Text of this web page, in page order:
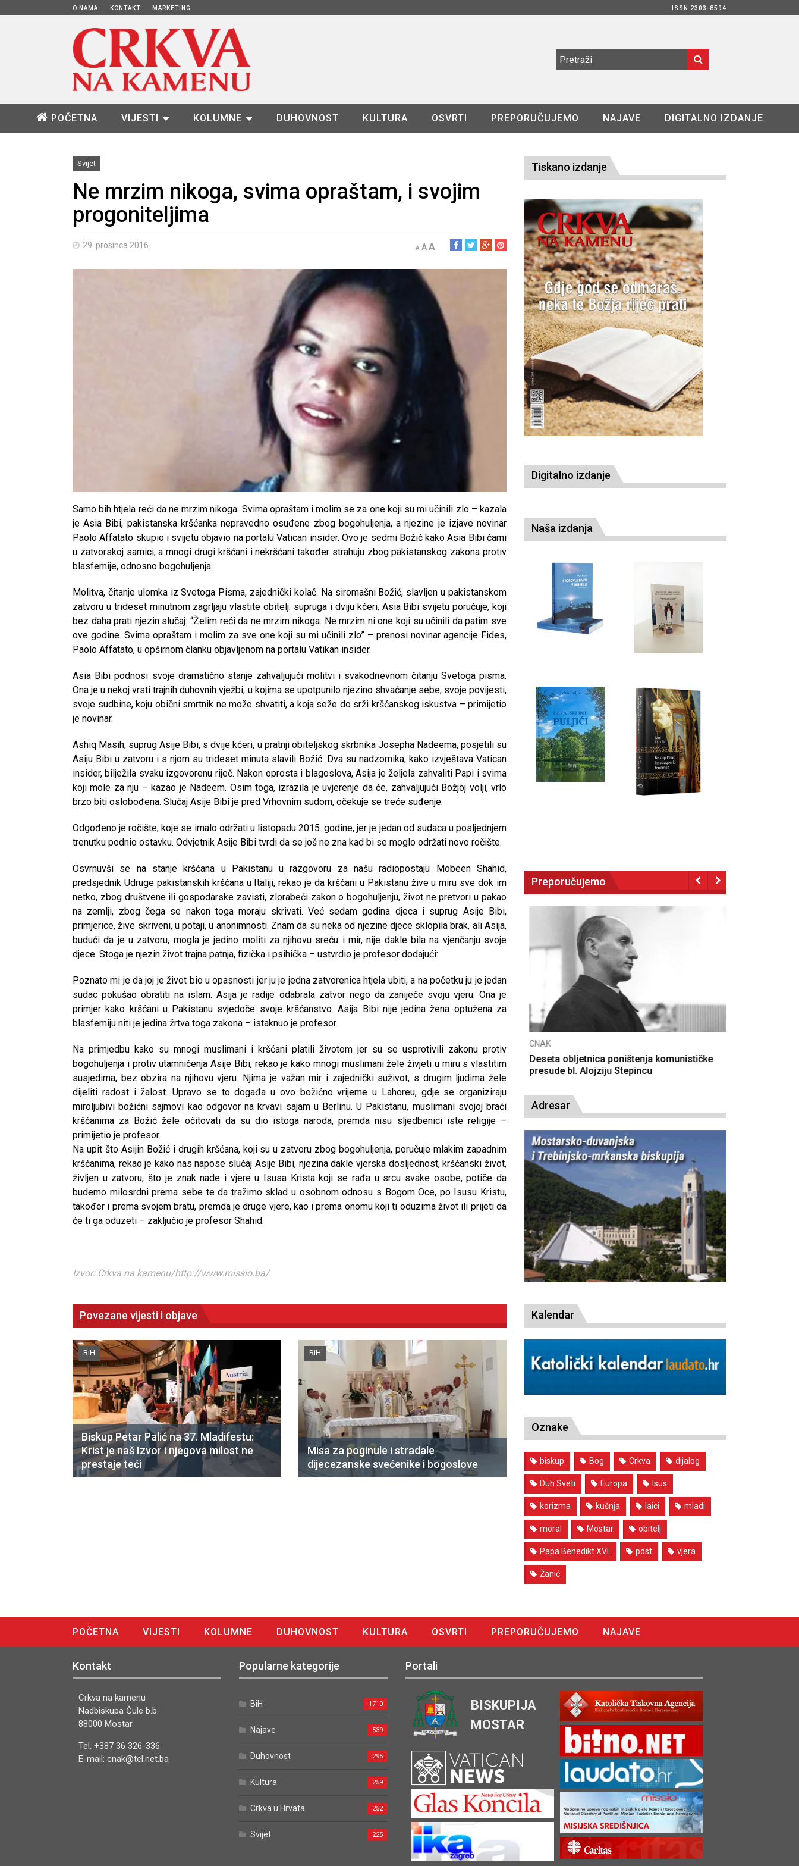
O NAMA KONTAKT MARKETING ISSN 2303-8594
POČETNA VIJESTI KOLUMNE DUHOVNOST KULTURA OSVRTI PREPORUČUJEMO NAJAVE DIGITALNO IZDANJE
Svijet
Ne mrzim nikoga, svima opraštam, i svojim
progoniteljima
29. prosinca 2016. A AA
Samo bih htjela reći da ne mrzim nikoga. Svima opraštam i molim se za one koji su mi učinili zlo – kazala
je Asia Bibi, pakistanska kršćanka nepravedno osuđene zbog bogohuljenja, a njezine je izjave novinar
Paolo Affatato skupio i svijetu objavio na portalu Vatican insider. Ovo je sedmi Božić kako Asia Bibi čami
u zatvorskoj samici, a mnogi drugi kršćani i nekršćani također strahuju zbog pakistanskog zakona protiv
blasfemije, odnosno bogohuljenja.
Molitva, čitanje ulomka iz Svetoga Pisma, zajednički kolač. Na siromašni Božić, slavljen u pakistanskom
zatvoru u trideset minutnom zagrljaju vlastite obitelj: supruga i dviju kćeri, Asia Bibi svijetu poručuje, koji
bez daha prati njezin slučaj: “Želim reći da ne mrzim nikoga. Ne mrzim ni one koji su učinili da patim sve
ove godine. Svima opraštam i molim za sve one koji su mi učinili zlo” – prenosi novinar agencije Fides,
Paolo Affatato, u opširnom članku objavljenom na portalu Vatikan insider.
Asia Bibi podnosi svoje dramatično stanje zahvaljujući molitvi i svakodnevnom čitanju Svetoga pisma.
Ona je u nekoj vrsti trajnih duhovnih vježbi, u kojima se upotpunilo njezino shvaćanje sebe, svoje povijesti,
svoje sudbine, koju obični smrtnik ne može shvatiti, a koja seže do srži kršćanskog iskustva – primijetio
je novinar.
Ashiq Masih, suprug Asije Bibi, s dvije kćeri, u pratnji obiteljskog skrbnika Josepha Nadeema, posjetili su
Asiju Bibi u zatvoru i s njom su trideset minuta slavili Božić. Dva su nadzornika, kako izvještava Vatican
insider, bilježila svaku izgovorenu riječ. Nakon oprosta i blagoslova, Asija je željela zahvaliti Papi i svima
koji mole za nju – kazao je Nadeem. Osim toga, izrazila je uvjerenje da će, zahvaljujući Božjoj volji, vrlo
brzo biti oslobođena. Slučaj Asije Bibi je pred Vrhovnim sudom, očekuje se treće suđenje.
Odgođeno je ročište, koje se imalo održati u listopadu 2015. godine, jer je jedan od sudaca u posljednjem
trenutku podnio ostavku. Odvjetnik Asije Bibi tvrdi da se još ne zna kad bi se moglo održati novo ročište.
Osvrnuvši se na stanje kršćana u Pakistanu u razgovoru za našu radiopostaju Mobeen Shahid,
predsjednik Udruge pakistanskih kršćana u Italiji, rekao je da kršćani u Pakistanu žive u miru sve dok im
netko, zbog društvene ili gospodarske zavisti, zlorabeći zakon o bogohuljenju, život ne pretvori u pakao
na zemlji, zbog čega se nakon toga moraju skrivati. Već sedam godina djeca i suprug Asije Bibi,
primjerice, žive skriveni, u potaji, u anonimnosti. Znam da su neka od njezine djece sklopila brak, ali Asija,
budući da je u zatvoru, mogla je jedino moliti za njihovu sreću i mir, nije dakle bila na vjenčanju svoje
djece. Stoga je njezin život trajna patnja, fizička i psihička – ustvrdio je profesor dodajući:
Poznato mi je da joj je život bio u opasnosti jer ju je jedna zatvorenica htjela ubiti, a na početku ju je jedan
sudac pokušao obratiti na islam. Asija je radije odabrala zatvor nego da zaniječe svoju vjeru. Ona je
primjer kako kršćani u Pakistanu svjedoče svoje kršćanstvo. Asija Bibi nije jedina žena optužena za
blasfemiju niti je jedina žrtva toga zakona – istaknuo je profesor.
Na primjedbu kako su mnogi muslimani i kršćani platili životom jer su se usprotivili zakonu protiv
bogohuljenja i protiv utamničenja Asije Bibi, rekao je kako mnogi muslimani žele živjeti u miru s vlastitim
susjedima, bez obzira na njihovu vjeru. Njima je važan mir i zajednički suživot, s drugim ljudima žele
dijeliti radost i žalost. Upravo se to događa u ovo božićno vrijeme u Lahoreu, gdje se organiziraju
miroljubivi božićni sajmovi kao odgovor na krvavi sajam u Berlinu. U Pakistanu, muslimani svojoj braći
kršćanima za Božić žele očitovati da su dio istoga naroda, premda nisu sljedbenici iste religije –
primijetio je profesor.
Na upit što Asijin Božić i drugih kršćana, koji su u zatvoru zbog bogohuljenja, poručuje mlakim zapadnim
kršćanima, rekao je kako nas napose slučaj Asije Bibi, njezina dakle vjerska dosljednost, kršćanski život,
življen u zatvoru, što je znak nade i vjere u Isusa Krista koji se rađa u srcu svake osobe, potiče da
budemo milosrdni prema sebe te da tražimo sklad u osobnom odnosu s Bogom Oce, po Isusu Kristu,
također i prema svojem bratu, premda je druge vjere, kao i prema onomu koji ti oduzima život ili prijeti da
će ti ga oduzeti – zaključio je profesor Shahid.
Izvor: Crkva na kamenu/http://www.missio.ba/
Povezane vijesti i objave
BiH
Biskup Petar Palić na 37. Mladifestu:
Krist je naš Izvor i njegova milost ne
prestaje teći
BiH
Misa za poginule i stradale
dijecezanske svećenike i bogoslove
Tiskano izdanje
Digitalno izdanje
Naša izdanja
Preporučujemo
CNAK
Kad se nasilje pretvara u optužnicu
CNAK
Smrtovdan nadbiskupa Petra Čule
CNAK
Deseta obljetnica poništenja komunističke
presude bl. Alojziju Stepincu
Adresar
Kalendar
Oznake
biskup Bog Crkva dijalog
Duh Sveti Europa Isus
korizma kušnja laici mladi
moral Mostar obitelj
Papa Benedikt XVI. post vjera
Žanić
POČETNA VIJESTI KOLUMNE DUHOVNOST KULTURA OSVRTI PREPORUČUJEMO
NAJAVE
Kontakt
Crkva na kamenu
Nadbiskupa Čule b.b.
88000 Mostar
Tel. +387 36 326-336
E-mail: cnak@tel.net.ba
Popularne kategorije
BiH 1710
Najave 539
Duhovnost 295
Kultura 259
Crkva u Hrvata 252
Svijet 225
Portali
BISKUPIJA
MOSTAR